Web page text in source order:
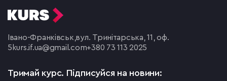
Івано-Франківськ,вул. Тринітарська, 11, оф.
5 kurs.if.ua@gmail.com+380 73 113 2025
Тримай курс. Підписуйся на новини: